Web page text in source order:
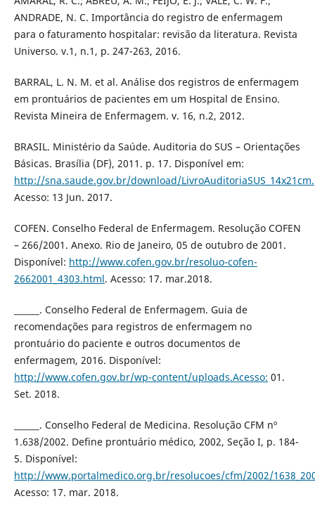
ANDRADE, N. C. Importância do registro de enfermagem
para o faturamento hospitalar: revisão da literatura. Revista
Universo. v.1, n.1, p. 247-263, 2016.
BARRAL, L. N. M. et al. Análise dos registros de enfermagem
em prontuários de pacientes em um Hospital de Ensino.
Revista Mineira de Enfermagem. v. 16, n.2, 2012.
BRASIL. Ministério da Saúde. Auditoria do SUS – Orientações
Básicas. Brasília (DF), 2011. p. 17. Disponível em:
http://sna.saude.gov.br/download/
Acesso: 13 Jun. 2017.
COFEN. Conselho Federal de Enfermagem. Resolução COFEN
– 266/2001. Anexo. Rio de Janeiro, 05 de outubro de 2001.
Disponível: http://www.cofen.gov.br/resoluo-cofen-
2662001_4303.html. Acesso: 17. mar.2018.
______. Conselho Federal de Enfermagem. Guia de
recomendações para registros de enfermagem no
prontuário do paciente e outros documentos de
enfermagem, 2016. Disponível:
http://www.cofen.gov.br/wp-content/uploads.Acesso: 01.
Set. 2018.
______. Conselho Federal de Medicina. Resolução CFM nº
1.638/2002. Define prontuário médico, 2002, Seção I, p. 184-
5. Disponível:
http://www.portalmedico.org.br/resolucoes/cfm/2002/
Acesso: 17. mar. 2018.